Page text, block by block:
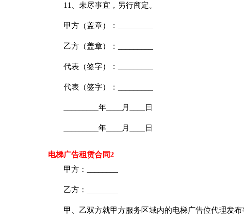
11、未尽事宜，另行商定。
甲方（盖章）：_________
乙方（盖章）：_________
代表（签字）：_________
代表（签字）：_________
_________年____月____日
_________年____月____日
电梯广告租赁合同2
甲方：________
乙方：________
甲、乙双方就甲方服务区域内的电梯广告位代理发布